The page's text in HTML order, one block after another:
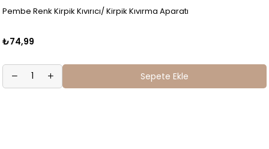
Pembe Renk Kirpik Kıvırıcı/ Kirpik Kıvırma Aparatı
₺74,99
Sepete Ekle